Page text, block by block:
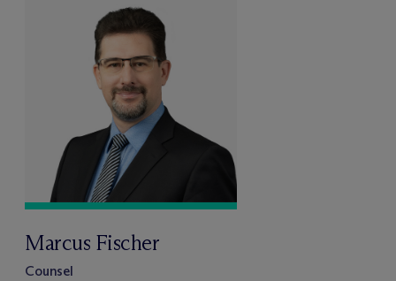
Marcus Fischer
Counsel